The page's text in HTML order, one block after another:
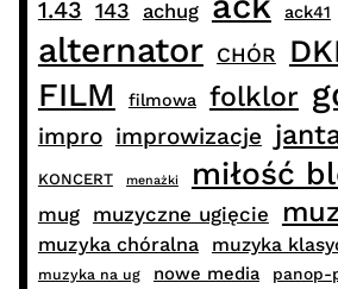
1.43 143 achug ack41
alternator CHÓR
FILM filmowa folklor
impro improwizacje
KONCERT menażki miłość
mug muzyczne ugięcie
muzyka chóralna muzyka
muzyka na ug nowe media panop-